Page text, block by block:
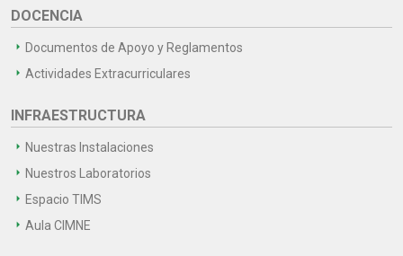
DOCENCIA
Documentos de Apoyo y Reglamentos
Actividades Extracurriculares
INFRAESTRUCTURA
Nuestras Instalaciones
Nuestros Laboratorios
Espacio TIMS
Aula CIMNE